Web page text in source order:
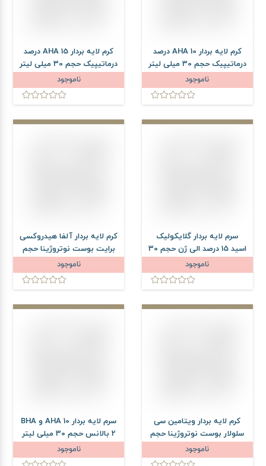
کرم لایه بردار AHA 10 درصد
درماتیپیک حجم 30 میلی لیتر
ناموجود
کرم لایه بردار AHA 15 درصد
درماتیپیک حجم 30 میلی لیتر
ناموجود
سرم لایه بردار گلایکولیک
اسید 15 درصد الی ژن حجم 30
میلی لیتر
ناموجود
کرم لایه بردار آلفا هیدروکسی
برایت بوست نوتروژینا حجم
75 میلی لیترناموجود
کرم لایه بردار ویتامین سی
سلولار بوست نوتروژینا حجم
ناموجود
سرم لایه بردار AHA 10 و BHA
2 بالانس حجم 30 میلی لیتر
ناموجود